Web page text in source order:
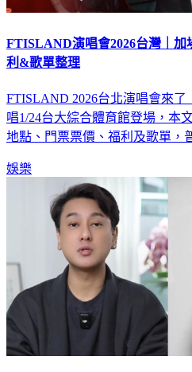
FTISLAND演唱會2026台灣｜加
利&歌單整理
FTISLAND 2026台北演唱會來了
唱1/24台大綜合體育館登場，本
地點、門票票價、福利及歌單，
娛樂